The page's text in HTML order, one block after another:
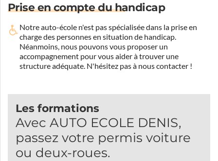
Prise en compte du handicap
Notre auto-école n'est pas spécialisée dans la prise en
charge des personnes en situation de handicap.
Néanmoins, nous pouvons vous proposer un
accompagnement pour vous aider à trouver une
structure adéquate. N'hésitez pas à nous contacter !
Les formations
Avec AUTO ECOLE DENIS,
passez votre permis voiture
ou deux-roues.